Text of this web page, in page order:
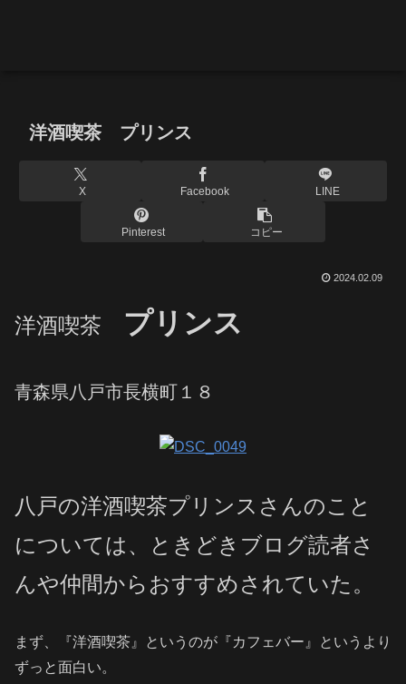
洋酒喫茶 プリンス
X Facebook LINE
Pinterest コピー
2024.02.09
洋酒喫茶 プリンス
青森県八戸市長横町１８
八戸の洋酒喫茶プリンスさんのこと
については、ときどきブログ読者さ
んや仲間からおすすめされていた。
まず、『洋酒喫茶』というのが『カフェバー』というより
ずっと面白い。